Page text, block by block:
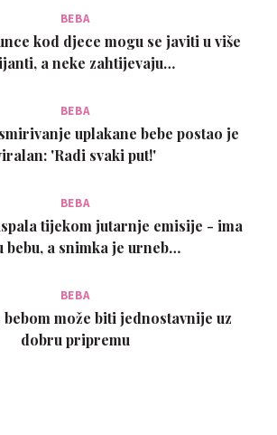
BEBA
kod djece mogu se javiti u više
a neke zahtijevaju…
BEBA
uplakane bebe postao je
'Radi svaki put!'
BEBA
tijekom jutarnje emisije - ima
bebu, a snimka je urneb…
BEBA
može biti jednostavnije uz
dobru pripremu